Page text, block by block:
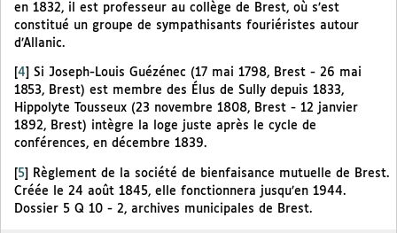
en 1832, il est professeur au collège de Brest, où s’est
constitué un groupe de sympathisants fouriéristes autour
d’Allanic.
4
Si Joseph-Louis Guézénec (17 mai 1798, Brest - 26 mai
1853, Brest) est membre des Élus de Sully depuis 1833,
Hippolyte Tousseux (23 novembre 1808, Brest - 12 janvier
1892, Brest) intègre la loge juste après le cycle de
conférences, en décembre 1839.
[5]
Règlement de la société de bienfaisance mutuelle de Brest.
Créée le 24 août 1845, elle fonctionnera jusqu’en 1944.
Dossier 5 Q 10 - 2, archives municipales de Brest.